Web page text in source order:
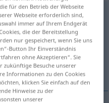
anklicken/antippen)
für den Betrieb der Webseite
Webseite erforderlich sind,
immer auf Ihrem Endgerät
die der Bereitstellung
nur gespeichert, wenn Sie uns
Button Ihr Einverständnis
ohne Akzeptieren“. Sie
Besuche unserer
Informationen zu den Cookies
klicken Sie einfach auf den
Hinweise zu der
unserer